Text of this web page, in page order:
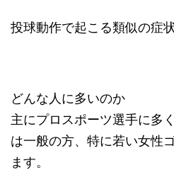
投球動作で起こる類似の症
どんな人に多いのか
主にプロスポーツ選手に多
は一般の方、特に若い女性
ます。